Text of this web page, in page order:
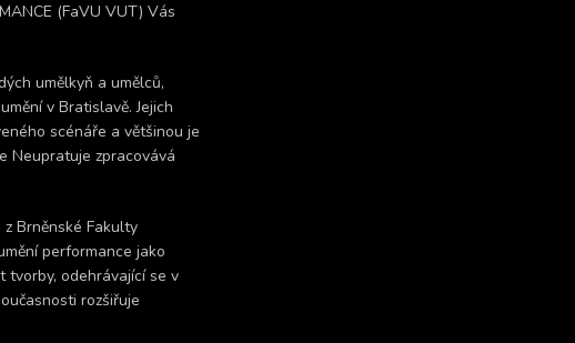
(FaVU VUT) Vás
umělkyň a umělců,
v Bratislavě. Jejich
scénáře a většinou je
Neupratuje zpracovává
Brněnské Fakulty
performance jako
tvorby, odehrávající se v
rozšiřuje